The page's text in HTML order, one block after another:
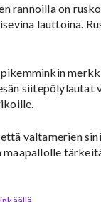
rannoilla on
lauttoina.
valtamerien
tärkeitä